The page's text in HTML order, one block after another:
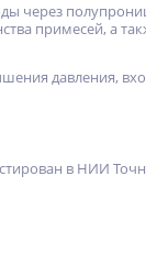
через
примесей, а
давления,
в НИИ